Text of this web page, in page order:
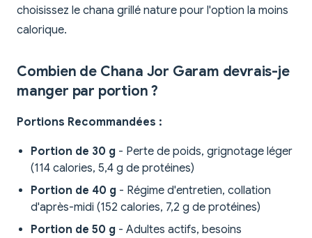
choisissez le chana grillé nature pour l'option la moins
calorique.
Combien de Chana Jor Garam devrais-je
manger par portion ?
Portions Recommandées :
Portion de 30 g - Perte de poids, grignotage léger
(114 calories, 5,4 g de protéines)
Portion de 40 g - Régime d'entretien, collation
d'après-midi (152 calories, 7,2 g de protéines)
Portion de 50 g - Adultes actifs, besoins